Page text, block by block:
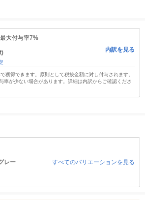
最大付与率7%
内訳を見る
獲得できます。原則として税抜金額に対し付与されます。
率が少ない場合があります。詳細は内訳からご確認くださ
レー すべてのバリエーションを見る